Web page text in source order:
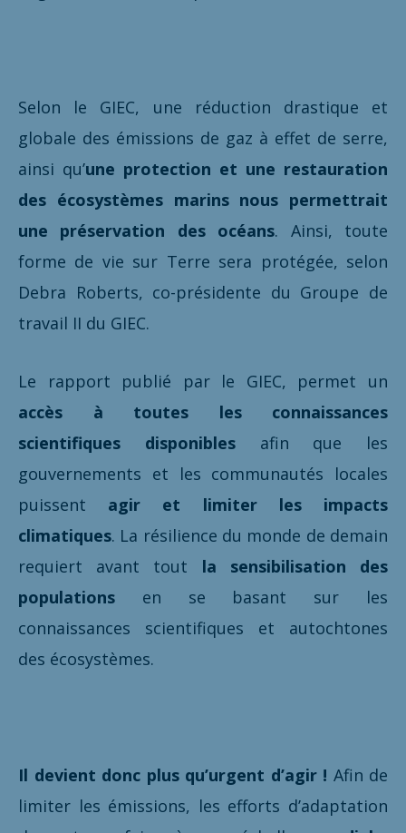
Selon le GIEC, une réduction drastique et
globale des émissions de gaz à effet de serre,
ainsi qu’une protection et une restauration
des écosystèmes marins nous permettrait
une préservation des océans. Ainsi, toute
forme de vie sur Terre sera protégée, selon
Debra Roberts, co-présidente du Groupe de
travail II du GIEC.
Le rapport publié par le GIEC, permet un
accès à toutes les connaissances
scientifiques disponiblesafin que les
gouvernements et les communautés locales
puissent agir et limiter les impacts
climatiques. La résilience du monde de demain
requiert avant tout la sensibilisation des
populations en se basant sur les
connaissances scientifiques et autochtones
des écosystèmes.
Il devient donc plus qu’urgent d’agir ! Afin de
limiter les émissions, les efforts d’adaptation